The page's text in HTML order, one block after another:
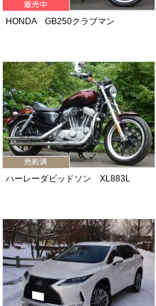
HONDA GB250クラブマン
ハーレーダビッドソン XL883L